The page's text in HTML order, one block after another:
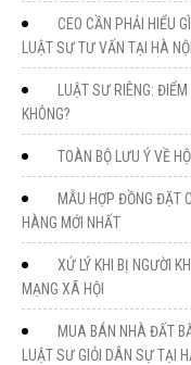
CEO CẦN PHẢI HIỂU
LUẬT SƯ TƯ VẤN TẠI HÀ NỘI
LUẬT SƯ RIÊNG:
KHÔNG?
TOÀN BỘ LƯU Ý VỀ
MẪU HỢP ĐỒNG ĐẶT
HÀNG MỚI NHẤT
XỬ LÝ KHI BỊ NGƯỜI
MẠNG XÃ HỘI
MUA BÁN NHÀ ĐẤT
LUẬT SƯ GIỎI DÂN SỰ TẠI